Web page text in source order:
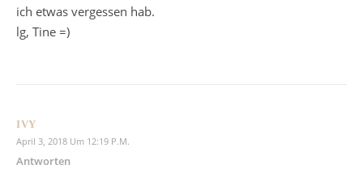
ich etwas vergessen hab.
lg, Tine =)
IVY
April 3, 2018 Um 12:19 P.m.
Antworten